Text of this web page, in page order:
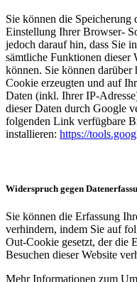
Sie können die Speicherung
Einstellung Ihrer Browser-
jedoch darauf hin, dass Sie
sämtliche Funktionen dieser
können. Sie können darüber
Cookie erzeugten und auf
Daten (inkl. Ihrer IP-
dieser Daten durch Google
folgenden Link verfügbare
installieren: https://
Widerspruch gegen
Sie können die Erfassung
verhindern, indem Sie auf
Out-Cookie gesetzt, der die
Besuchen dieser Website
Mehr Informationen zum